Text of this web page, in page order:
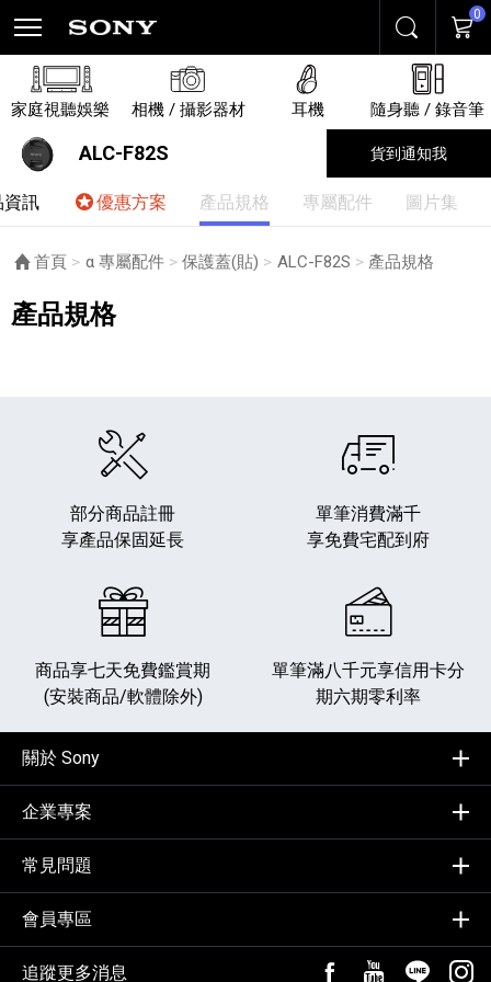
搜尋 購物
0
家庭視聽娛樂 相機 / 攝影器材 耳機 隨身聽 / 錄音筆
ALC-F82S 貨到通知我
資訊 優惠方案 產品規格 專屬配件 圖片集
首頁 α 專屬配件 保護蓋(貼) ALC-F82S 目前頁面：
產品規格
產品規格
部分商品註冊
享產品保固延長
單筆消費滿千
享免費宅配到府
商品享七天免費鑑賞期
(安裝商品/軟體除外)
單筆滿八千元享信用卡分
期六期零利率
關於 Sony
企業專案
常見問題
會員專區
追蹤更多消息